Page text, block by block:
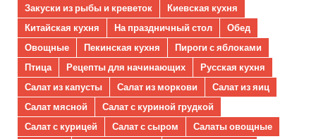
Закуски из рыбы и креветок
Киевская кухня
Китайская кухня
На праздничный стол
Обед
Овощные
Пекинская кухня
Пироги с яблоками
Птица
Рецепты для начинающих
Русская кухня
Салат из капусты
Салат из моркови
Салат из яиц
Салат мясной
Салат с куриной грудкой
Салат с курицей
Салат с сыром
Салаты овощные